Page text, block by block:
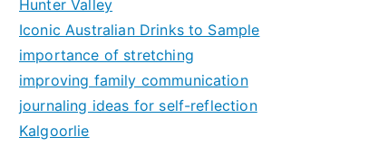
Hunter Valley
Iconic Australian Drinks to Sample
importance of stretching
improving family communication
journaling ideas for self-reflection
Kalgoorlie